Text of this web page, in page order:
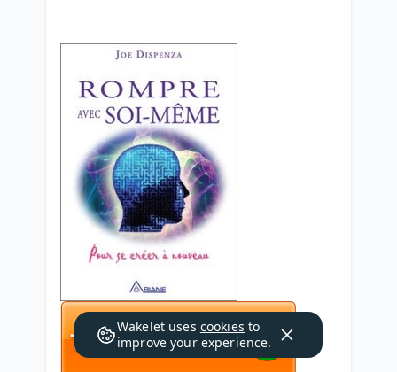
Wakelet uses cookies to
improve your experience.